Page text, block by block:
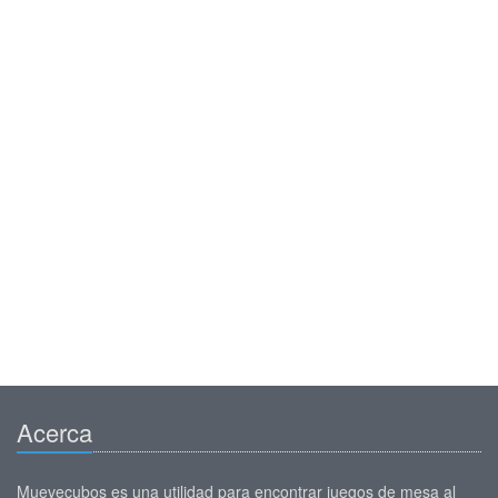
Acerca
Muevecubos es una utilidad para encontrar juegos de mesa al